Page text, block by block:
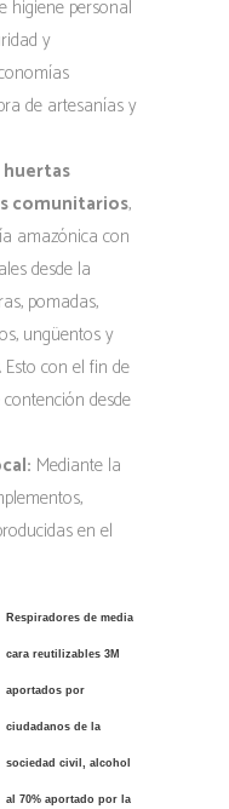
higiene personal
y
de artesanías y
comunitarios,
amazónica con
desde la
pomadas,
ungüentos y
con el fin de
desde
Mediante la
en el
Respiradores de media
cara reutilizables 3M
aportados por
ciudadanos de la
sociedad civil, alcohol
al 70% aportado por la